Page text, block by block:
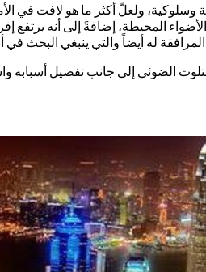
وسلوكية، ولعلّ أكثر ما هو لافت
المحيطة، إضافةً إلى أنه
له أيضاً والتي ينبغي البحث في
الضوئي إلى جانب تفصيل